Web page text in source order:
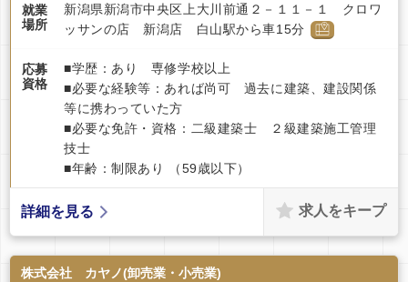
就業
場所
新潟県新潟市中央区上大川前通２－１１－１ クロワ
ッサンの店 新潟店 白山駅から車15分
応募
資格
■学歴：あり 専修学校以上
■必要な経験等：あれば尚可 過去に建築、建設関係
等に携わっていた方
■必要な免許・資格：二級建築士 ２級建築施工管理
技士
■年齢：制限あり （59歳以下）
詳細を見る 求人をキープ
株式会社 カヤノ(卸売業・小売業)